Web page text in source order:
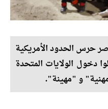
حرس الحدود الأمريكية
دخول الولايات المتحدة